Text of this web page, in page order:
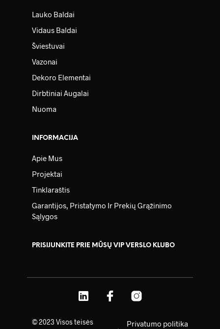
Lauko Baldai
Vidaus Baldai
Šviestuvai
Vazonai
Dekoro Elementai
Dirbtiniai Augalai
Nuoma
INFORMACIJA
Apie Mus
Projektai
Tinklaraštis
Garantijos, Pristatymo Ir Prekių Grąžinimo
Sąlygos
PRISIJUNKITE PRIE MŪSŲ VIP VERSLO KLUBO
Privatumo politika
© 2023 Visos teisės